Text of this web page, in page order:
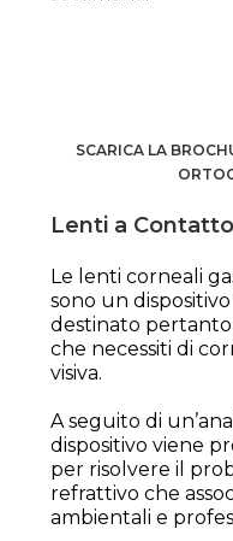
SCARICA LA
Lenti a Contatto
Le lenti corneali
sono un
destinato
che necessiti di
visiva.
A seguito di
dispositivo viene
per risolvere il
refrattivo che
ambientali e